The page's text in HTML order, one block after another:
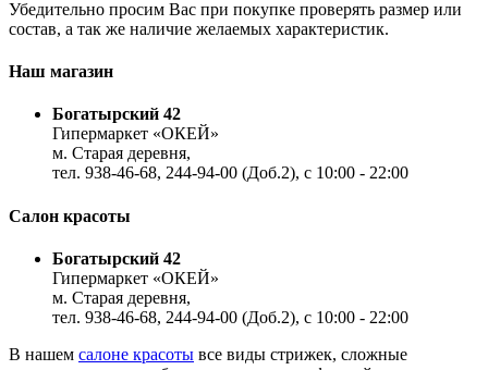
Убедительно просим Вас при покупке проверять размер или
состав, а так же наличие желаемых характеристик.
Наш магазин
Богатырский 42
Гипермаркет «ОКЕЙ»
м. Старая деревня,
тел. 938-46-68, 244-94-00 (Доб.2), c 10:00 - 22:00
Салон красоты
Богатырский 42
Гипермаркет «ОКЕЙ»
м. Старая деревня,
тел. 938-46-68, 244-94-00 (Доб.2), c 10:00 - 22:00
В нашем салоне красоты все виды стрижек, сложные